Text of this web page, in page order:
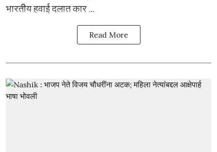
भारतीय हवाई दलात कार ...
Read More